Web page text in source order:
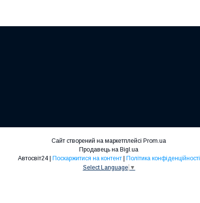
Сайт створений на маркетплейсі Prom.ua
Продавець на Bigl.ua
Автосвіт24 | Поскаржитися на контент | Політика конфіденційності
Select Language ▼